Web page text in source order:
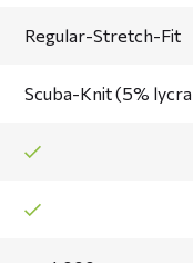
Regular-Stretch-Fit
Scuba-Knit (5%